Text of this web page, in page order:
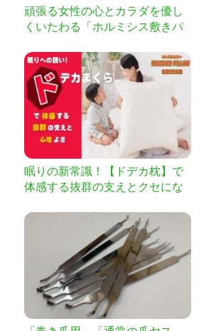
頑張る女性の心とカラダを優し
くいたわる「ホルミシス敷きパ
眠りの新常識！【ドデカ枕】で
体感する抜群の支えとクセにな